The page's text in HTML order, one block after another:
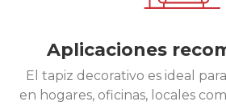
Aplicaciones
El tapiz decorativo es ideal
en hogares, oficinas, locales